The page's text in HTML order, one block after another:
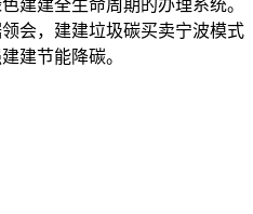
建建全生命周期的办理系统。
会，建建垃圾碳买卖宁波模式
建节能降碳。